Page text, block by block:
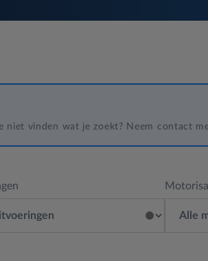
niet vinden wat je zoekt? Neem contact